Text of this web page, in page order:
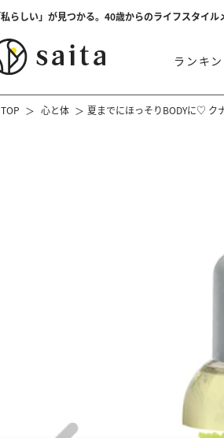
私らしい」が見つかる。40歳からのライフスタイル
ランキ
TOP 心と体 夏までにほっそりBODYに♡ ク